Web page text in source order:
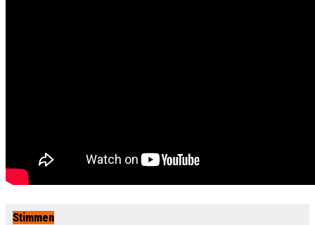
Stimmen